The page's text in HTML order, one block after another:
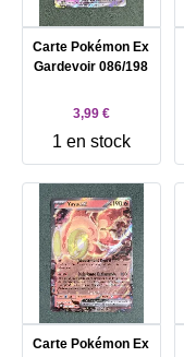
Carte Pokémon Ex
Gardevoir 086/198
3,99 €
1 en stock
Carte Pokémon Ex